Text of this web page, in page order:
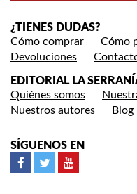
¿TIENES DUDAS?
Cómo comprar
Cómo
Devoluciones
EDITORIAL LA
Quiénes somos
Nuestros autores
Blog
SÍGUENOS EN